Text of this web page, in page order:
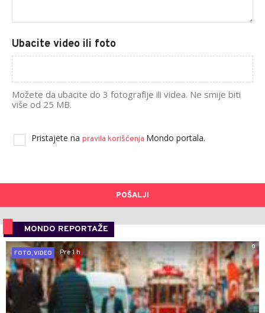
Ubacite video ili foto
Možete da ubacite do 3 fotografije ili videa. Ne smije biti
više od 25 MB.
Pristajete na pravila korišćenja Mondo portala.
POŠALJI
MONDO REPORTAŽE
0
FOTO, VIDEO
Pre 1 h